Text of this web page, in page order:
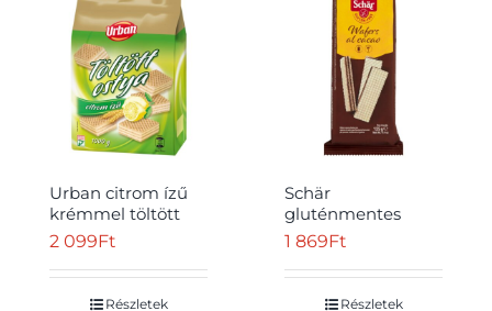
Urban citrom ízű
krémmel töltött
ostya 1000 g
2 099Ft
Részletek
Schär
gluténmentes
kakaós ostya 125 g
1 869Ft
Részletek